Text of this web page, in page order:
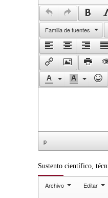
Familia de fuentes
p
Sustento científico,
Archivo Editar